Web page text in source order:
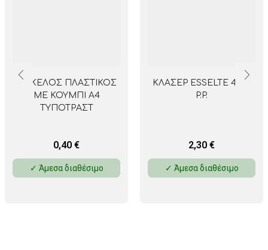
ΦΑΚΕΛΟΣ ΠΛΑΣΤΙΚΟΣ
ΜΕ ΚΟΥΜΠΙ Α4
ΤΥΠΟΤΡΑΣΤ
0,40 €
✓ Άμεσα διαθέσιμο
ΚΛΑΣΕΡ ESSELTE 4/32
P.P.
2,30 €
✓ Άμεσα διαθέσιμο